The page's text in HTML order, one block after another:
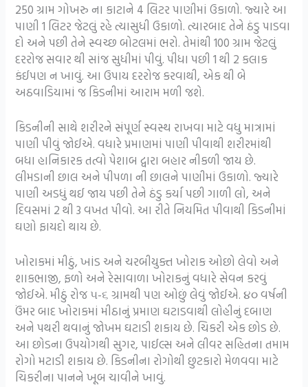
250 ગ્રામ ગોખરુ ના કાટાને 4 લિટર પાણીમાં ઉકાળો. જ્યારે આ
પાણી 1 લિટર જેટલું રહે ત્યાસુધી ઉકાળો. ત્યારબાદ તેને ઠંડુ પાડવા
દો અને પછી તેને સ્વચ્છ બોટલમાં ભરો. તેમાંથી 100 ગ્રામ જેટલું
દરરોજ સવાર થી સાંજ સુધીમાં પીવું. પીધા પછી 1 થી 2 કલાક
કંઈપણ ન ખાવું. આ ઉપાય દરરોજ કરવાથી, એક થી બે
અઠવાડિયામાં જ કિડનીમાં આરામ મળી જશે.
કિડનીની સાથે શરીરને સંપૂર્ણ સ્વસ્થ રાખવા માટે વધુ માત્રામાં
પાણી પીવું જોઈએ. વધારે પ્રમાણમાં પાણી પીવાથી શરીરમાંથી
બધા હાનિકારક તત્વો પેશાબ દ્વારા બહાર નીકળી જાય છે.
લીમડાની છાલ અને પીપળા ની છાલને પાણીમાં ઉકાળો. જ્યારે
પાણી અડધું થઈ જાય પછી તેને ઠંડુ કર્યા પછી ગાળી લો, અને
દિવસમાં 2 થી 3 વખત પીવો. આ રીતે નિયમિત પીવાથી કિડનીમાં
ઘણો ફાયદો થાય છે.
ખોરાકમાં મીઠું, ખાંડ અને ચરબીયુક્ત ખોરાક ઓછો લેવો અને
શાકભાજી, ફળો અને રેસાવાળા ખોરાકનું વધારે સેવન કરવું
જોઈએ. મીઠું રોજ ૫-૬ ગ્રામથી પણ ઓછું લેવું જોઈએ. ૪૦ વર્ષની
ઉંમર બાદ ખોરાકમાં મીઠાનું પ્રમાણ ઘટાડવાથી લોહીનું દબાણ
અને પથરી થવાનું જોખમ ઘટાડી શકાય છે. ચિકરી એક છોડ છે.
આ છોડના ઉપયોગથી સુગર, પાઈલ્સ અને લીવર સહિતના તમામ
રોગો મટાડી શકાય છે. કિડનીના રોગોથી છુટકારો મેળવવા માટે
ચિકરીના પાનને ખૂબ ચાવીને ખાવું.